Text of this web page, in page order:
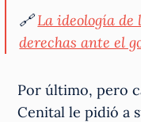
🔗La ideología
derechas ante el
Por último, pero
Cenital le pidió a